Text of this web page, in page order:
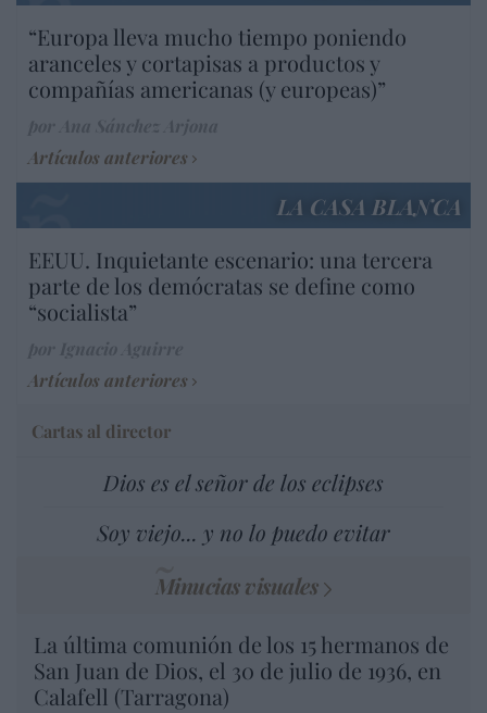
“Europa lleva mucho tiempo poniendo
aranceles y cortapisas a productos y
compañías americanas (y europeas)”
Artículos anteriores
LA CASA BLANCA
EEUU. Inquietante escenario: una tercera
parte de los demócratas se define como
“socialista”
Artículos anteriores
Cartas al director
Dios es el señor de los eclipses
Soy viejo... y no lo puedo evitar
Minucias visuales
La última comunión de los 15 hermanos de
San Juan de Dios, el 30 de julio de 1936, en
Calafell (Tarragona)